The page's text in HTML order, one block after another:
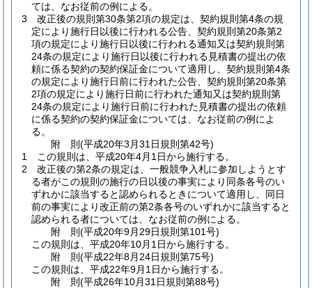
ては、なお従前の例による。
3
改正後の規則第30条第2項の規定は、契約規則第4条の規
定により施行日以後に行われる公告、契約規則第20条第2
項の規定により施行日以後に行われる通知又は契約規則第
24条の規定により施行日以後に行われる見積書の提出の依
頼に係る契約の契約保証金について適用し、契約規則第4条
の規定により施行日前に行われた公告、契約規則第20条第
2項の規定により施行日前に行われた通知又は契約規則第
24条の規定により施行日前に行われた見積書の提出の依頼
に係る契約の契約保証金については、なお従前の例によ
る。
附 則(平成20年3月31日規則第42号)
1
この規則は、平成20年4月1日から施行する。
2
改正後の第2条の規定は、一般競争入札に参加しようとす
る者がこの規則の施行の日以後の事実により同条各号のい
ずれかに該当すると認められるときについて適用し、同日
前の事実により改正前の第2条各号のいずれかに該当すると
認められる者については、なお従前の例による。
附 則(平成20年9月29日規則第101号)
この規則は、平成20年10月1日から施行する。
附 則(平成22年8月24日規則第75号)
この規則は、平成22年9月1日から施行する。
附 則(平成26年10月31日規則第88号)